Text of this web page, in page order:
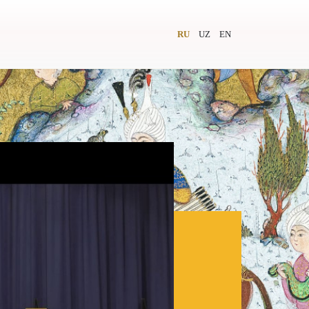
RU UZ EN
Видеолекторий